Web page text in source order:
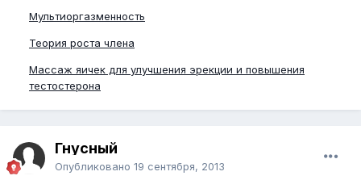
Мультиоргазменность
Теория роста члена
Массаж яичек для улучшения эрекции и повышения
тестостерона
Гнусный
Опубликовано 19 сентября, 2013